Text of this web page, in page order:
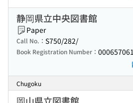
静岡県立中央図書館
Paper
Call No.： S750/282/
Book Registration Number：
Chugoku